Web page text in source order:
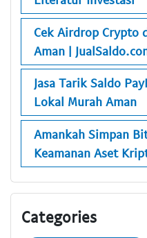
Cek Airdrop Crypto
Aman |
Jasa Tarik Saldo
Lokal Murah Aman
Amankah Simpan
Keamanan Aset
Categories